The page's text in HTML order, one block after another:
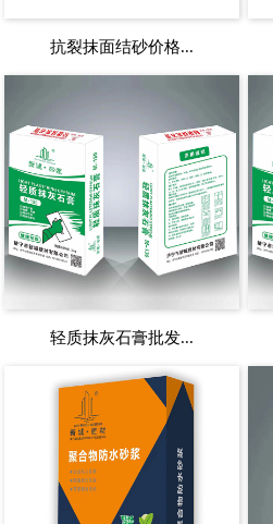
抗裂抹面结砂价格...
轻质抹灰石膏批发...